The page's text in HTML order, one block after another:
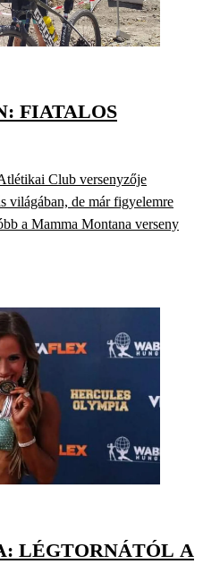
FIATALOS
Club versenyzője
világában, de már figyelemre
a Mamma Montana verseny
LÉGTORNÁTÓL A